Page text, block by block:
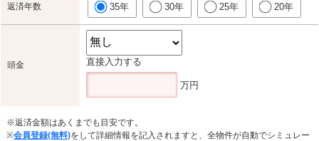
返済年数 35年 30年 25年 20年
頭金 直接入力する
万円
※返済金額はあくまでも目安です。
※会員登録(無料)をして詳細情報を記入されますと、全物件が自動でシミュレー